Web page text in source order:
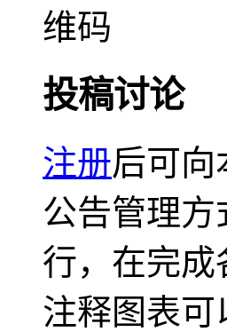
投稿讨论
注册后可向
公告管理
行，在完
注释图表可